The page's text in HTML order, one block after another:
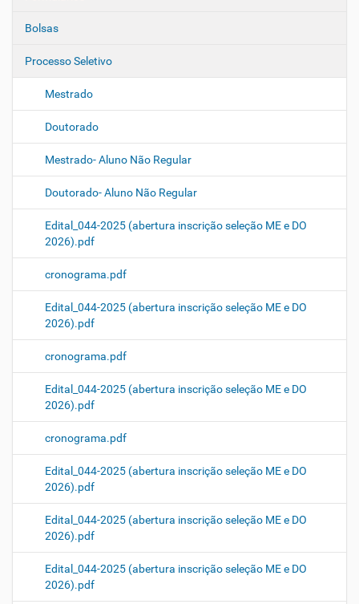
Bolsas
Processo Seletivo
Mestrado
Doutorado
Mestrado- Aluno Não Regular
Doutorado- Aluno Não Regular
Edital_044-2025 (abertura inscrição seleção ME e DO
2026).pdf
cronograma.pdf
Edital_044-2025 (abertura inscrição seleção ME e DO
2026).pdf
cronograma.pdf
Edital_044-2025 (abertura inscrição seleção ME e DO
2026).pdf
cronograma.pdf
Edital_044-2025 (abertura inscrição seleção ME e DO
2026).pdf
Edital_044-2025 (abertura inscrição seleção ME e DO
2026).pdf
Edital_044-2025 (abertura inscrição seleção ME e DO
2026).pdf